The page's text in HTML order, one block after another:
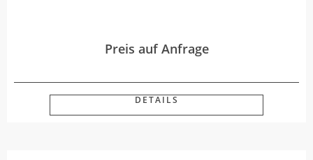
Preis auf Anfrage
DETAILS